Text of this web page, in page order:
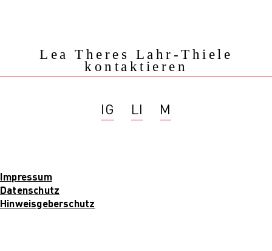
Lea Theres Lahr-Thiele
kontaktieren
IG LI M
Impressum
Datenschutz
Hinweisgeberschutz